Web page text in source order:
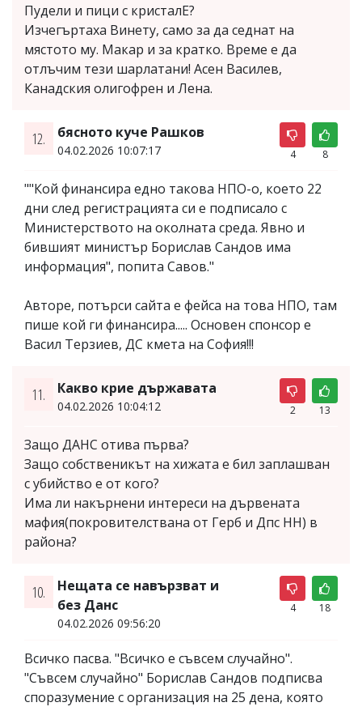
Пудели и пици с кристалЕ?
Изчегъртаха Винету, само за да седнат на
мястото му. Макар и за кратко. Време е да
отлъчим тези шарлатани! Асен Василев,
Канадския олигофрен и Лена.
12. бясното куче Рашков
04.02.2026 10:07:17 4 8
""Кой финансира едно такова НПО-о, което 22
дни след регистрацията си е подписало с
Министерството на околната среда. Явно и
бившият министър Борислав Сандов има
информация", попита Савов."
Авторе, потърси сайта е фейса на това НПО, там
пише кой ги финансира..... Основен спонсор е
Васил Терзиев, ДС кмета на София!!!
11. Какво крие държавата
04.02.2026 10:04:12 2 13
Защо ДАНС отива първа?
Защо собственикът на хижата е бил заплашван
с убийство е от кого?
Има ли накърнени интереси на дървената
мафия(покровителствана от Герб и Дпс НН) в
района?
10.
Нещата се навързват и
без Данс
04.02.2026 09:56:20
4 18
Всичко пасва. "Всичко е съвсем случайно".
"Съвсем случайно" Борислав Сандов подписва
споразумение с организация на 25 дена, която